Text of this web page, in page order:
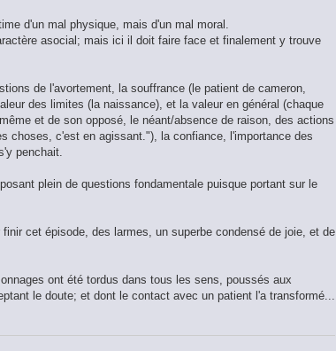
d'un mal physique, mais d'un mal moral.
asocial; mais ici il doit faire face et finalement y trouve
de l'avortement, la souffrance (le patient de cameron,
des limites (la naissance), et la valeur en général (chaque
et de son opposé, le néant/absence de raison, des actions
choses, c'est en agissant."), la confiance, l'importance des
penchait.
plein de questions fondamentale puisque portant sur le
cet épisode, des larmes, un superbe condensé de joie, et de
ont été tordus dans tous les sens, poussés aux
le doute; et dont le contact avec un patient l'a transformé...